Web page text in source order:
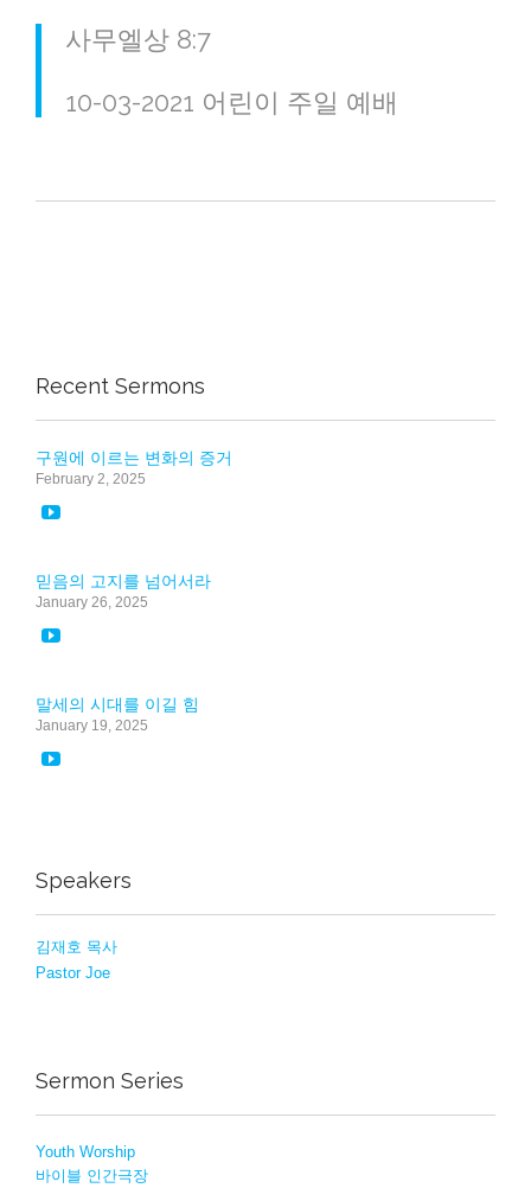
사무엘상 8:7
10-03-2021 어린이 주일 예배
Recent Sermons
구원에 이르는 변화의 증거
February 2, 2025

믿음의 고지를 넘어서라
January 26, 2025

말세의 시대를 이길 힘
January 19, 2025

Speakers
김재호 목사
Pastor Joe
Sermon Series
Youth Worship
바이블 인간극장